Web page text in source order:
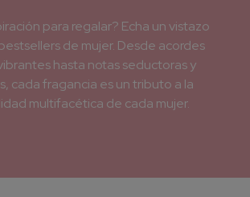
para regalar? Echa un vistazo
de mujer. Desde acordes
hasta notas seductoras y
cada fragancia es un tributo a la
multifacética de cada mujer.